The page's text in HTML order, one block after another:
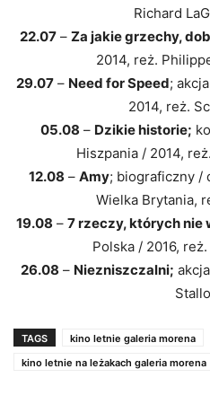
Richard
22.07– Za jakie grzechy,
2014, reż.
29.07 – Need for Speed;
2014, reż.
05.08 – Dzikie historie;
Hiszpania / 2014,
12.08 – Amy; biograficzny /
Wielka Brytania,
19.08 – 7 rzeczy, których nie
Polska / 2016,
26.08 – Niezniszczalni;
TAGS
kino letnie galeria morena
kino letnie na leżakach galeria morena